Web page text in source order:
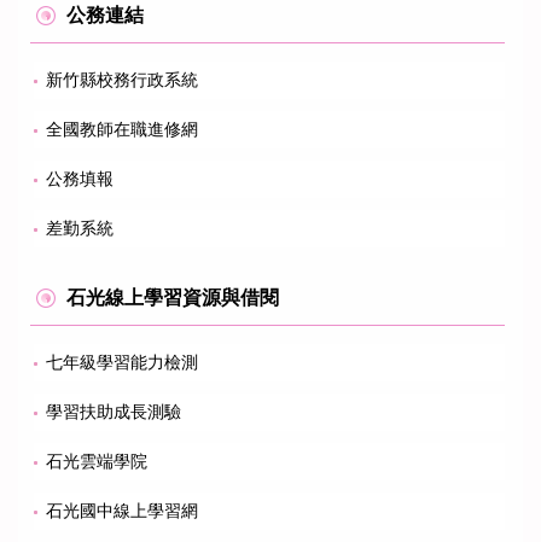
公務連結
新竹縣校務行政系統
全國教師在職進修網
公務填報
差勤系統
石光線上學習資源與借閱
七年級學習能力檢測
學習扶助成長測驗
石光雲端學院
石光國中線上學習網